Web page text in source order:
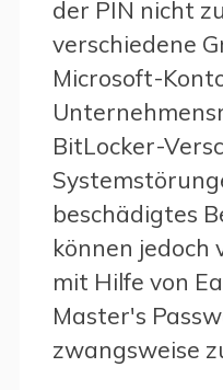
der PIN nicht
verschiedene
Microsoft-
BitLocker-
beschädigtes
können jedoch
mit Hilfe von
Master's
zwangsweise